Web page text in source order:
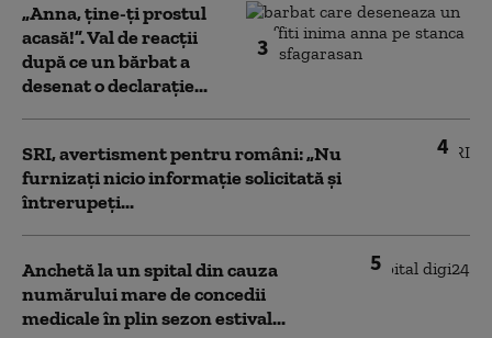
3
„Anna, ţine-ţi prostul
acasă!”. Val de reacții
după ce un bărbat a
desenat o declarație...
4
SRI, avertisment pentru români: „Nu
furnizați nicio informație solicitată și
întrerupeți...
5
Anchetă la un spital din cauza
numărului mare de concedii
medicale în plin sezon estival...